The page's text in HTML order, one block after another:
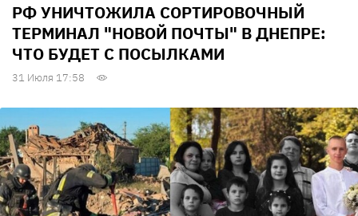
РФ УНИЧТОЖИЛА СОРТИРОВОЧНЫЙ
ТЕРМИНАЛ "НОВОЙ ПОЧТЫ" В ДНЕПРЕ:
ЧТО БУДЕТ С ПОСЫЛКАМИ
31 Июля 17:58